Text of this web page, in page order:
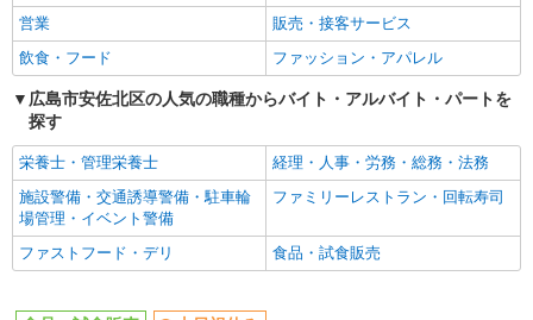
営業
販売・接客サービス
飲食・フード
ファッション・アパレル
広島市安佐北区の人気の職種からバイト・アルバイト・パートを
探す
栄養士・管理栄養士
経理・人事・労務・総務・法務
施設警備・交通誘導警備・駐車輪
場管理・イベント警備
ファミリーレストラン・回転寿司
ファストフード・デリ 食品・試食販売